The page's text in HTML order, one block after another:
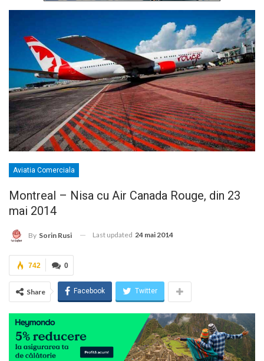
Aviatia Comerciala
Montreal – Nisa cu Air Canada Rouge, din 23
mai 2014
By Sorin Rusi Last updated 24 mai 2014
0
742
Share Facebook Twitter